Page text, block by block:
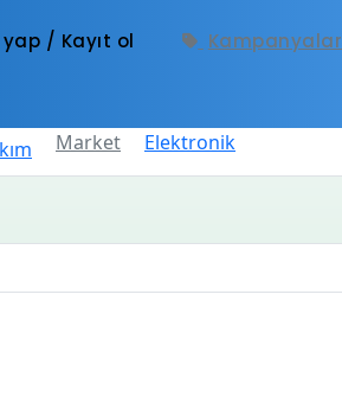
/ Kayıt ol Kampanyalar
Market Elektronik